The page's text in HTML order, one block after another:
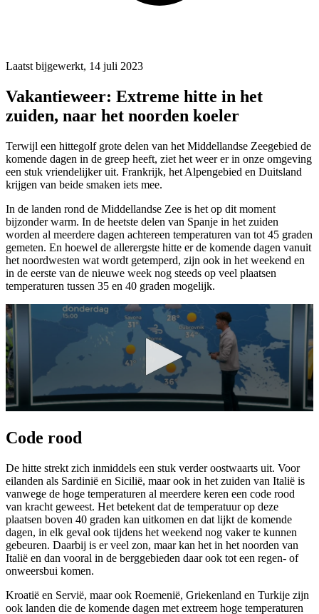
Laatst bijgewerkt, 14 juli 2023
Vakantieweer: Extreme hitte in het
zuiden, naar het noorden koeler
Terwijl een hittegolf grote delen van het Middellandse Zeegebied de
komende dagen in de greep heeft, ziet het weer er in onze omgeving
een stuk vriendelijker uit. Frankrijk, het Alpengebied en Duitsland
krijgen van beide smaken iets mee.
In de landen rond de Middellandse Zee is het op dit moment
bijzonder warm. In de heetste delen van Spanje in het zuiden
worden al meerdere dagen achtereen temperaturen van tot 45 graden
gemeten. En hoewel de allerergste hitte er de komende dagen vanuit
het noordwesten wat wordt getemperd, zijn ook in het weekend en
in de eerste van de nieuwe week nog steeds op veel plaatsen
temperaturen tussen 35 en 40 graden mogelijk.
Code rood
De hitte strekt zich inmiddels een stuk verder oostwaarts uit. Voor
eilanden als Sardinië en Sicilië, maar ook in het zuiden van Italië is
vanwege de hoge temperaturen al meerdere keren een code rood
van kracht geweest. Het betekent dat de temperatuur op deze
plaatsen boven 40 graden kan uitkomen en dat lijkt de komende
dagen, in elk geval ook tijdens het weekend nog vaker te kunnen
gebeuren. Daarbij is er veel zon, maar kan het in het noorden van
Italië en dan vooral in de berggebieden daar ook tot een regen- of
onweersbui komen.
Kroatië en Servië, maar ook Roemenië, Griekenland en Turkije zijn
ook landen die de komende dagen met extreem hoge temperaturen